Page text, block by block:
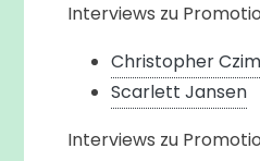
Interviews zu
Christopher
Scarlett Jansen
Interviews zu